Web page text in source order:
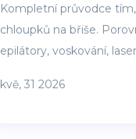
Kompletní průvodce
chloupků na břiše.
epilátory, voskování,
rozpočtu.
kvě, 31 2026